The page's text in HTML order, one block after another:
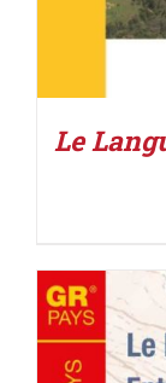
Le